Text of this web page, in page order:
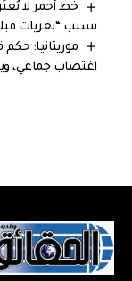
خط أحمر لا
بسبب “تعزيات
موريتانيا:
اغتصاب جماعي،